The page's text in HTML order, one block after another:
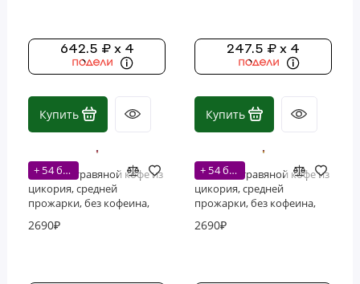
642.5 ₽ x 4
Купить
247.5 ₽ x 4
Купить
+ 54 бонусов
Teeccino, травяной кофе из
цикория, средней
прожарки, без кофеина,
унций)
2690₽
+ 54 бонусов
Teeccino, травяной кофе из
цикория, средней
прожарки, без кофеина,
2690₽